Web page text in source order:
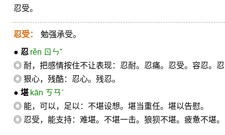
忍受。
忍受： 勉强承受。
● 忍 rěn ㄖㄣˇ
◎ 耐，把感情按住不让表现：忍耐。忍痛。忍受。容忍。
◎ 狠心，残酷：忍心。残忍。
● 堪 kān ㄎㄢˉ
◎ 能，可以，足以：不堪设想。堪当重任。堪以告慰。
◎ 忍受，能支持：难堪。不堪一击。狼狈不堪。疲惫不堪。